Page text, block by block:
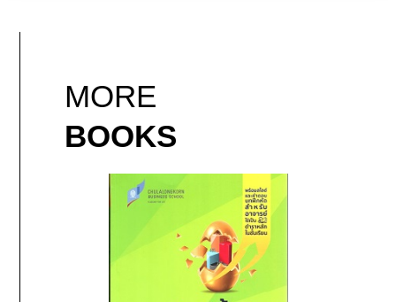
MORE
BOOKS